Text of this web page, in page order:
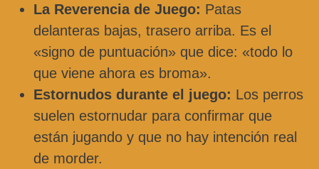
La Reverencia de Juego: Patas
delanteras bajas, trasero arriba. Es el
«signo de puntuación» que dice: «todo lo
que viene ahora es broma».
Estornudos durante el juego: Los perros
suelen estornudar para confirmar que
están jugando y que no hay intención real
de morder.